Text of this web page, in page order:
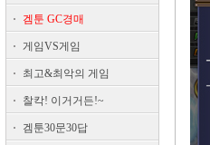
겜툰 GC경매
게임VS게임
최고&최악의 게임
찰칵! 이거거든!~
겜툰30문30답